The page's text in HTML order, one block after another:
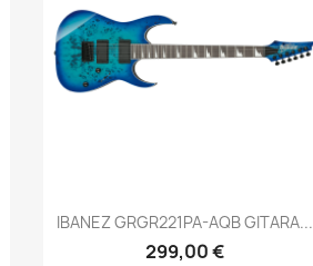
Brzi pregled
IBANEZ GRGR221PA-AQB GITARA...
299,00 €